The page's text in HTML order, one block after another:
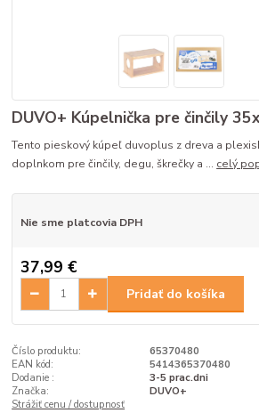
DUVO+ Kúpelnička pre činčily
Tento pieskový kúpeľ duvoplus z dreva a
doplnkom pre činčily, degu, škrečky a ... celý
Nie sme platcovia DPH
37,99 €
Pridať do košíka
Číslo produktu:
65370480
EAN kód:
5414365370480
Dodanie :
3-5 prac.dni
Značka:
DUVO+
Strážiť cenu / dostupnosť